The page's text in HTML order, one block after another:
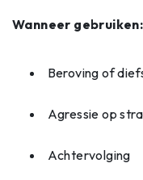
Wanneer gebruiken:
Beroving of
Agressie op
Achtervolging